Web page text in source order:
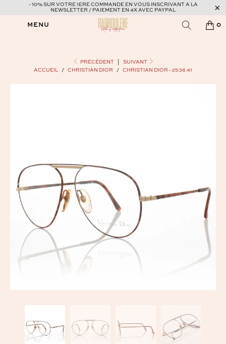
- 10% SUR VOTRE 1ERE COMMANDE EN VOUS INSCRIVANT A LA
NEWSLETTER / PAIEMENT EN 4X AVEC PAYPAL
MENU 0
PRÉCÉDENT
SUIVANT
ACCUEIL
/ CHRISTIAN DIOR / CHRISTIAN DIOR - 2536 41